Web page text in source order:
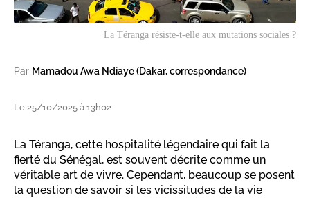
La Téranga résiste-t-elle aux mutations sociales ?
Par Mamadou Awa Ndiaye (Dakar, correspondance)
Le 25/10/2025 à 13h02
La Téranga, cette hospitalité légendaire qui fait la
fierté du Sénégal, est souvent décrite comme un
véritable art de vivre. Cependant, beaucoup se posent
la question de savoir si les vicissitudes de la vie